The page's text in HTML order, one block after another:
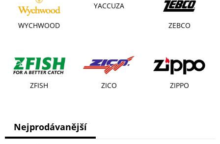
WYCHWOOD
YACCUZA
ZEBCO
ZFISH ZICO ZIPPO
Nejprodávanější